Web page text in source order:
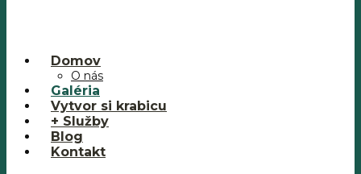
Domov
O nás
Galéria
Vytvor si krabicu
+ Služby
Blog
Kontakt